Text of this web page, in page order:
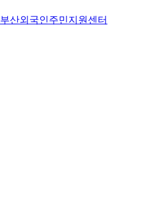
부산외국인주민지원센터